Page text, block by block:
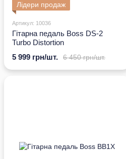
Лідери продаж
Артикул: 10036
Гітарна педаль Boss DS-2
Turbo Distortion
6 450 грн/шт.
5 999 грн/шт.